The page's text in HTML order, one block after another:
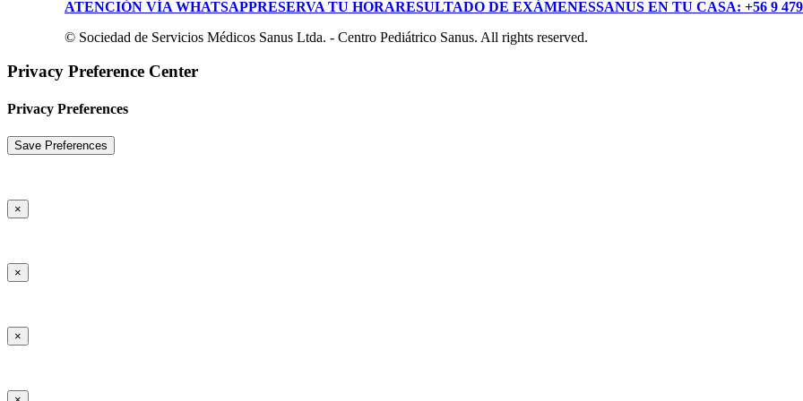
ATENCIÓN VÍA WHATSAPPRESERVA TU HORARESULTADO DE EXÁMENESSANUS EN TU CASA: +56 9
© Sociedad de Servicios Médicos Sanus Ltda. - Centro Pediátrico Sanus. All rights reserved.
Privacy Preference Center
Privacy Preferences
×
×
×